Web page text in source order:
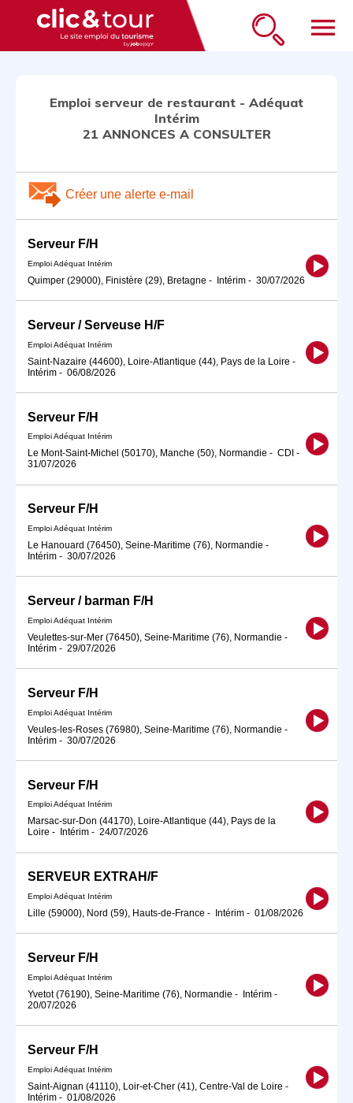
menu
Emploi serveur de restaurant - Adéquat
Intérim
21 ANNONCES A CONSULTER
Créer une alerte e-mail
Serveur F/H
Emploi Adéquat Intérim
Quimper (29000), Finistère (29), Bretagne - Intérim - 30/07/2026
Serveur / Serveuse H/F
Emploi Adéquat Intérim
Saint-Nazaire (44600), Loire-Atlantique (44), Pays de la Loire -
Intérim - 06/08/2026
Serveur F/H
Emploi Adéquat Intérim
Le Mont-Saint-Michel (50170), Manche (50), Normandie - CDI -
31/07/2026
Serveur F/H
Emploi Adéquat Intérim
Le Hanouard (76450), Seine-Maritime (76), Normandie -
Intérim - 30/07/2026
Serveur / barman F/H
Emploi Adéquat Intérim
Veulettes-sur-Mer (76450), Seine-Maritime (76), Normandie -
Intérim - 29/07/2026
Serveur F/H
Emploi Adéquat Intérim
Veules-les-Roses (76980), Seine-Maritime (76), Normandie -
Intérim - 30/07/2026
Serveur F/H
Emploi Adéquat Intérim
Marsac-sur-Don (44170), Loire-Atlantique (44), Pays de la
Loire - Intérim - 24/07/2026
SERVEUR EXTRAH/F
Emploi Adéquat Intérim
Lille (59000), Nord (59), Hauts-de-France - Intérim - 01/08/2026
Serveur F/H
Emploi Adéquat Intérim
Yvetot (76190), Seine-Maritime (76), Normandie - Intérim -
20/07/2026
Serveur F/H
Emploi Adéquat Intérim
Saint-Aignan (41110), Loir-et-Cher (41), Centre-Val de Loire -
Intérim - 01/08/2026